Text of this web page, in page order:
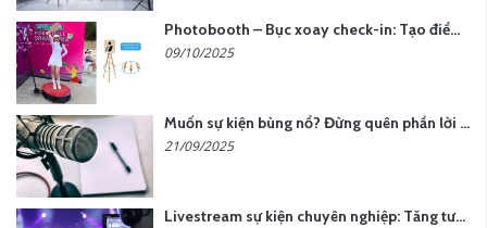
Photobooth – Bục xoay check-in: Tạo điểm nhấn cho sự kiện của bạn
09/10/2025
Muốn sự kiện bùng nổ? Đừng quên phần lời hát đậm chất riêng
21/09/2025
Livestream sự kiện chuyên nghiệp: Tăng tương tác, nâng tầm thương hiệu